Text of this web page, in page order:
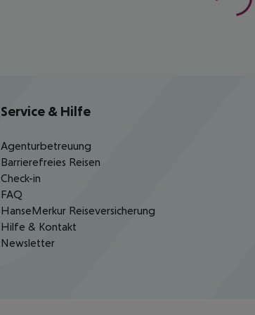
Service & Hilfe
Agenturbetreuung
Barrierefreies Reisen
Check-in
FAQ
HanseMerkur Reiseversicherung
Hilfe & Kontakt
Newsletter